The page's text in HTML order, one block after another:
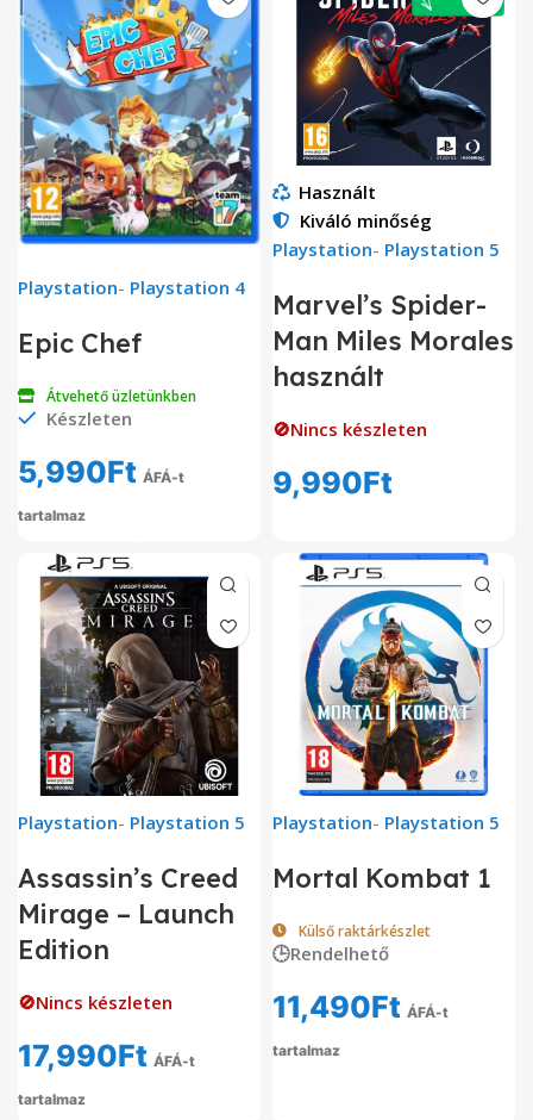
Playstation- Playstation 4
Epic Chef
Átvehető üzletünkben
Készleten
5,990Ft ÁFÁ-t
tartalmaz
Használt
Kiváló minőség
Playstation- Playstation 5
Marvel’s Spider-
Man Miles Morales
használt
🚫Nincs készleten
9,990Ft
Playstation- Playstation 5
Assassin’s Creed
Mirage – Launch
Edition
🚫Nincs készleten
17,990Ft ÁFÁ-t
tartalmaz
Playstation- Playstation 5
Mortal Kombat 1
Külső raktárkészlet
🕒Rendelhető
11,490Ft ÁFÁ-t
tartalmaz